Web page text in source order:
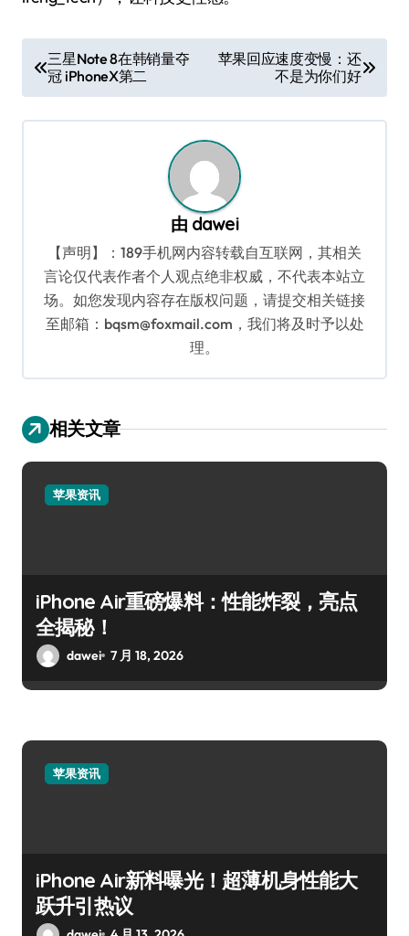
章
导
三星Note 8在韩销量夺
冠 iPhoneX第二
苹果回应速度变慢：还
不是为你们好
由 dawei
【声明】：189手机网内容转载自互联网，其相关
言论仅代表作者个人观点绝非权威，不代表本站立
场。如您发现内容存在版权问题，请提交相关链接
至邮箱：bqsm@foxmail.com，我们将及时予以处
理。
相关文章
苹果资讯
iPhone Air重磅爆料：性能炸裂，亮点
全揭秘！
dawei 7 月 18, 2026
苹果资讯
iPhone Air新料曝光！超薄机身性能大
跃升引热议